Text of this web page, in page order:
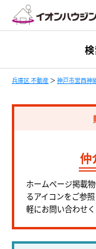
兵庫区 不動産 ＞ 神戸市営西神
仲
ホームページ掲載
るアイコンをご参
軽にお問い合わせく